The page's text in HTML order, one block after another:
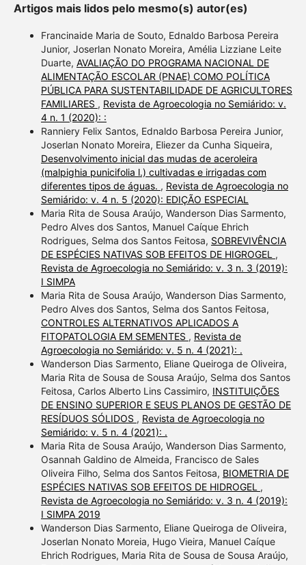
contrasts the cited claim, and
a label indicating in which
section the citation was
made.
Artigos mais lidos pelo mesmo(s) autor(es)
Francinaide Maria de Souto, Ednaldo Barbosa Pereira
Junior, Joserlan Nonato Moreira, Amélia Lizziane Leite
Duarte, AVALIAÇÃO DO PROGRAMA NACIONAL DE
ALIMENTAÇÃO ESCOLAR (PNAE) COMO POLÍTICA
PÚBLICA PARA SUSTENTABILIDADE DE AGRICULTORES
FAMILIARES , Revista de Agroecologia no Semiárido: v.
4 n. 1 (2020): :
Ranniery Felix Santos, Ednaldo Barbosa Pereira Junior,
Joserlan Nonato Moreira, Eliezer da Cunha Siqueira,
Desenvolvimento inicial das mudas de aceroleira
(malpighia punicifolia l.) cultivadas e irrigadas com
diferentes tipos de águas. , Revista de Agroecologia no
Semiárido: v. 4 n. 5 (2020): EDIÇÃO ESPECIAL
Maria Rita de Sousa Araújo, Wanderson Dias Sarmento,
Pedro Alves dos Santos, Manuel Caíque Ehrich
Rodrigues, Selma dos Santos Feitosa, SOBREVIVÊNCIA
DE ESPÉCIES NATIVAS SOB EFEITOS DE HIGROGEL ,
Revista de Agroecologia no Semiárido: v. 3 n. 3 (2019):
I SIMPA
Maria Rita de Sousa Araújo, Wanderson Dias Sarmento,
Pedro Alves dos Santos, Selma dos Santos Feitosa,
CONTROLES ALTERNATIVOS APLICADOS A
FITOPATOLOGIA EM SEMENTES , Revista de
Agroecologia no Semiárido: v. 5 n. 4 (2021): .
Wanderson Dias Sarmento, Eliane Queiroga de Oliveira,
Maria Rita de Sousa de Sousa Araújo, Selma dos Santos
Feitosa, Carlos Alberto Lins Cassimiro, INSTITUIÇÕES
DE ENSINO SUPERIOR E SEUS PLANOS DE GESTÃO DE
RESÍDUOS SÓLIDOS , Revista de Agroecologia no
Semiárido: v. 5 n. 4 (2021): .
Maria Rita de Sousa Araújo, Wanderson Dias Sarmento,
Osannah Galdino de Almeida, Francisco de Sales
Oliveira Filho, Selma dos Santos Feitosa, BIOMETRIA DE
ESPÉCIES NATIVAS SOB EFEITOS DE HIDROGEL ,
Revista de Agroecologia no Semiárido: v. 3 n. 4 (2019):
I SIMPA 2019
Wanderson Dias Sarmento, Eliane Queiroga de Oliveira,
Joserlan Nonato Moreia, Hugo Vieira, Manuel Caíque
Ehrich Rodrigues, Maria Rita de Sousa de Sousa Araújo,